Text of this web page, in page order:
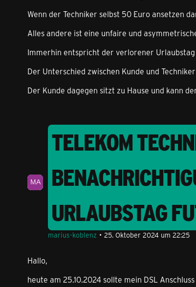
Wenn der Techniker selbst 50 Euro ansetzen
Alles andere ist eine unfaire und
Immerhin entspricht der verlorener
Der Unterschied zwischen Kunde und
Der Kunde dagegen sitzt zu Hause und kann
TELEKOM
URLAUBSTAG
marius-koblenz 25. Oktober 2024 um 22:25
Hallo,
heute am 25.10.2024 sollte mein DSL